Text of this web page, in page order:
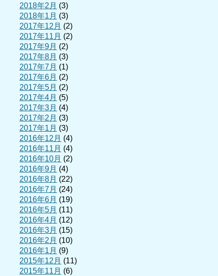
2018年2月 (3)
2018年1月 (3)
2017年12月 (2)
2017年11月 (2)
2017年9月 (2)
2017年8月 (3)
2017年7月 (1)
2017年6月 (2)
2017年5月 (2)
2017年4月 (5)
2017年3月 (4)
2017年2月 (3)
2017年1月 (3)
2016年12月 (4)
2016年11月 (4)
2016年10月 (2)
2016年9月 (4)
2016年8月 (22)
2016年7月 (24)
2016年6月 (19)
2016年5月 (11)
2016年4月 (12)
2016年3月 (15)
2016年2月 (10)
2016年1月 (9)
2015年12月 (11)
2015年11月 (6)